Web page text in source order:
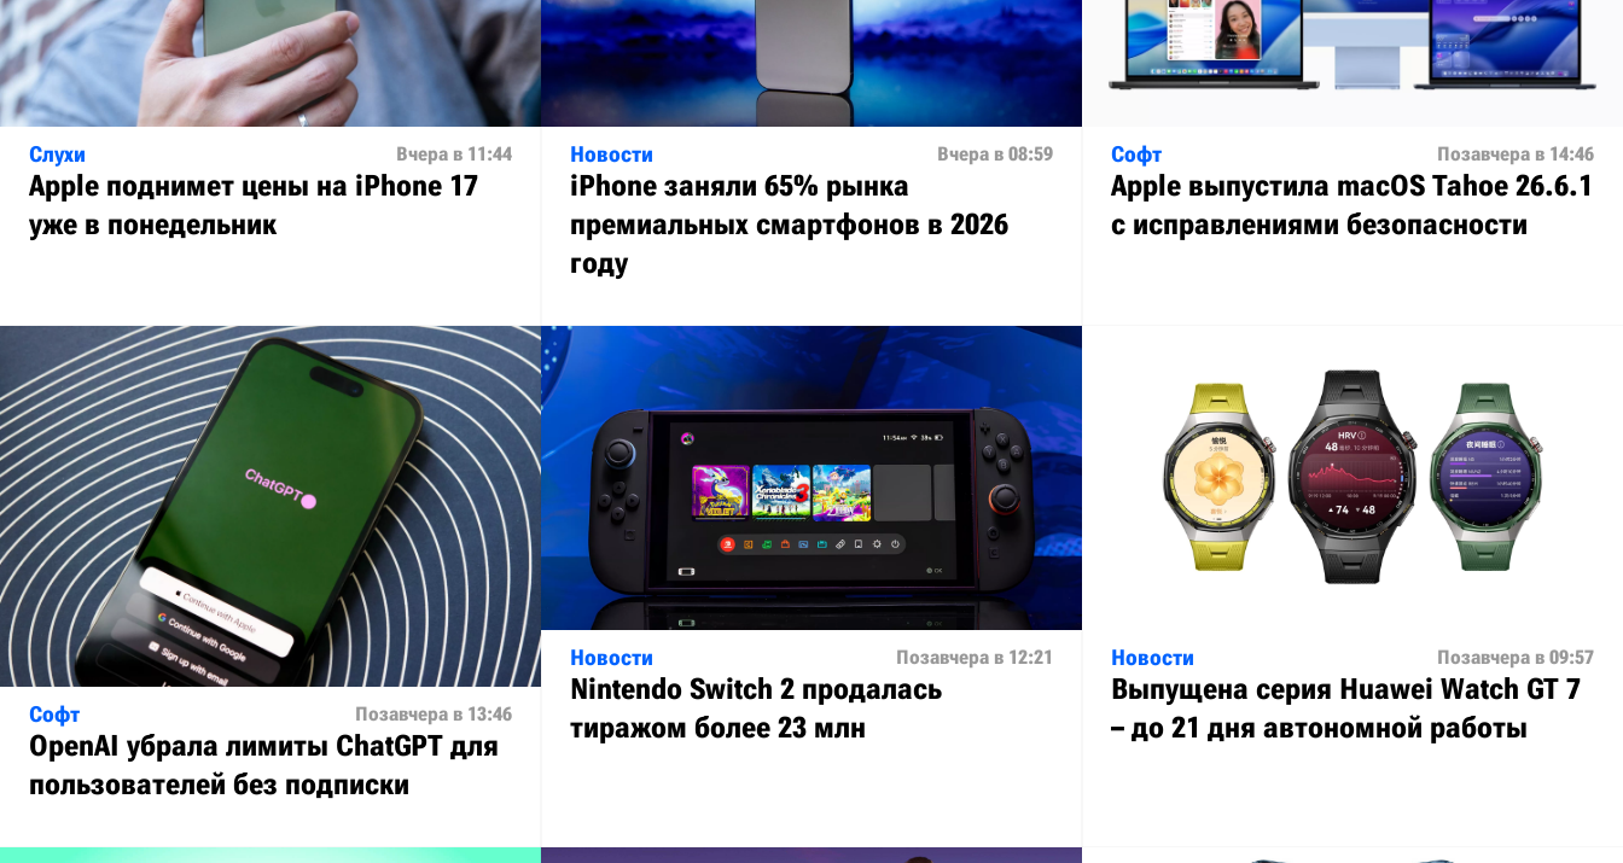
Слухи Вчера в 11:44
Apple поднимет цены на iPhone 17
уже в понедельник
Новости Вчера в 08:59
iPhone заняли 65% рынка
премиальных смартфонов в 2026
году
Софт Позавчера в 14:46
Apple выпустила macOS Tahoe 26.6.1
с исправлениями безопасности
Софт Позавчера в 13:46
OpenAI убрала лимиты ChatGPT для
пользователей без подписки
Новости Позавчера в 12:21
Nintendo Switch 2 продалась
тиражом более 23 млн
Новости Позавчера в 09:57
Выпущена серия Huawei Watch GT 7
– до 21 дня автономной работы